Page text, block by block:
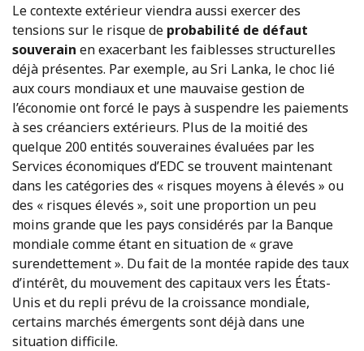
Le contexte extérieur viendra aussi exercer des
tensions sur le risque de probabilité de défaut
souverain en exacerbant les faiblesses structurelles
déjà présentes. Par exemple, au Sri Lanka, le choc lié
aux cours mondiaux et une mauvaise gestion de
l’économie ont forcé le pays à suspendre les paiements
à ses créanciers extérieurs. Plus de la moitié des
quelque 200 entités souveraines évaluées par les
Services économiques d’EDC se trouvent maintenant
dans les catégories des « risques moyens à élevés » ou
des « risques élevés », soit une proportion un peu
moins grande que les pays considérés par la Banque
mondiale comme étant en situation de « grave
surendettement ». Du fait de la montée rapide des taux
d’intérêt, du mouvement des capitaux vers les États-
Unis et du repli prévu de la croissance mondiale,
certains marchés émergents sont déjà dans une
situation difficile.